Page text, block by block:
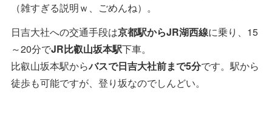
（雑すぎる説明ｗ、ごめんね）。
日吉大社への交通手段は京都駅からJR湖西線に乗り、15
～20分でJR比叡山坂本駅下車。
比叡山坂本駅からバスで日吉大社前まで5分です。駅から
徒歩も可能ですが、登り坂なのでしんどい。